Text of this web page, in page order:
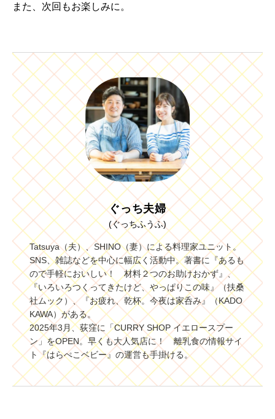
また、次回もお楽しみに。
ぐっち夫婦
(ぐっちふうふ)
Tatsuya（夫）、SHINO（妻）による料理家ユニット。
SNS、雑誌などを中心に幅広く活動中。著書に『あるも
ので手軽においしい！ 材料２つのお助けおかず』、
『いろいろつくってきたけど、やっぱりこの味』（扶桑
社ムック）、『お疲れ、乾杯。今夜は家呑み』（KADO
KAWA）がある。
2025年3月、荻窪に「CURRY SHOP イエロースプー
ン」をOPEN。早くも大人気店に！ 離乳食の情報サイ
ト『はらぺこベビー』の運営も手掛ける。